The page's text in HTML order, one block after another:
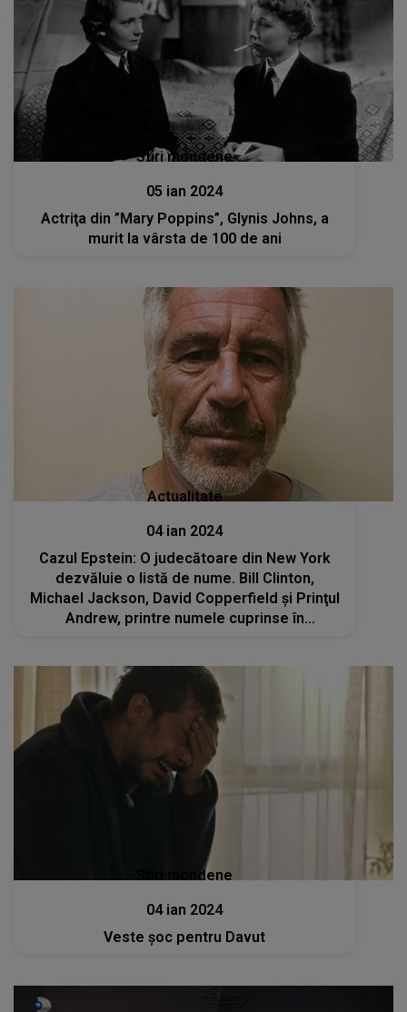
Stiri mondene
05 ian 2024
Actriţa din ”Mary Poppins”, Glynis Johns, a
murit la vârsta de 100 de ani
Actualitate
04 ian 2024
Cazul Epstein: O judecătoare din New York
dezvăluie o listă de nume. Bill Clinton,
Michael Jackson, David Copperfield şi Prinţul
Andrew, printre numele cuprinse în
Stiri mondene
04 ian 2024
Veste șoc pentru Davut